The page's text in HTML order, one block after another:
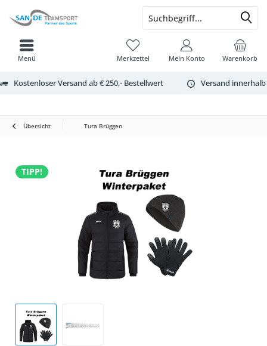
Kostenloser Versand ab € 250,- Bestellwert Versand
Warenkorb
Merkzettel Mein Konto
Menü
Übersicht Tura Brüggen
TIPP!